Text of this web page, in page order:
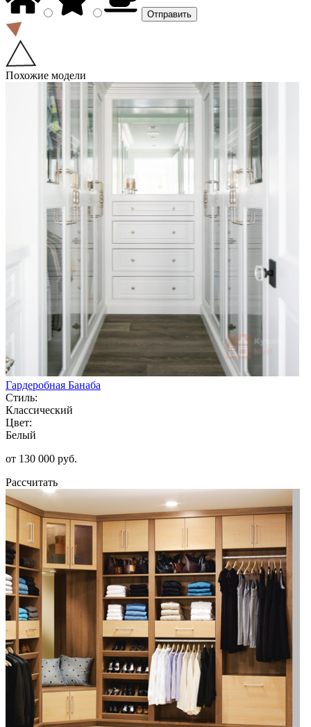
Похожие модели
Гардеробная Банаба
Стиль:
Классический
Цвет:
Белый
от 130 000 руб.
Рассчитать